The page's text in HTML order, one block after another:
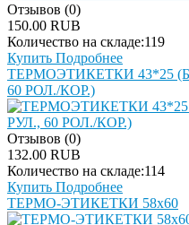
Отзывов (0)
150.00 RUB
Количество на складе:119
Купить Подробнее
ТЕРМОЭТИКЕТКИ 43*25
60 РОЛ./КОР.)
Отзывов (0)
132.00 RUB
Количество на складе:114
Купить Подробнее
ТЕРМО-ЭТИКЕТКИ 58х60